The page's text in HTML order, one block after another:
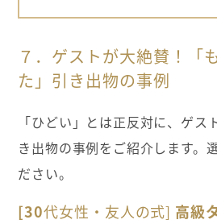
７．ゲストが大絶賛！「
た」引き出物の事例
「ひどい」とは正反対に、ゲス
き出物の事例をご紹介します。
ださい。
[30代女性・友人の式] 高級